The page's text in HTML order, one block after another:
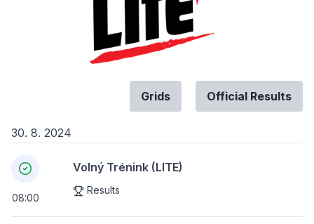
Grids Official Results
30. 8. 2024
08:00
Volný Trénink (LITE)
Results